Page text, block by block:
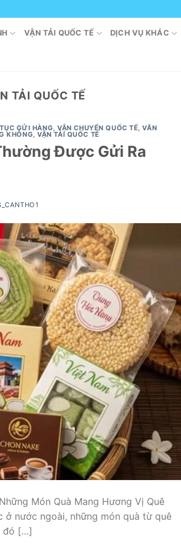
VẬN TẢI QUỐC TẾ DỊCH VỤ KHÁC
TẢI QUỐC TẾ
GỬI HÀNG,VẬN CHUYỂN QUỐC TẾ,VĂN
KHÔNG,VẬN TẢI QUỐC TẾ
Được Gửi Ra
Món Quà Mang Hương Vị Quê
nước ngoài, những món quà từ quê
đó […]